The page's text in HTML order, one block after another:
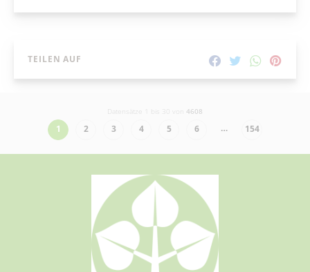
TEILEN AUF
Datensätze 1 bis 30 von 4608
1 2 3 4 5 6 … 154